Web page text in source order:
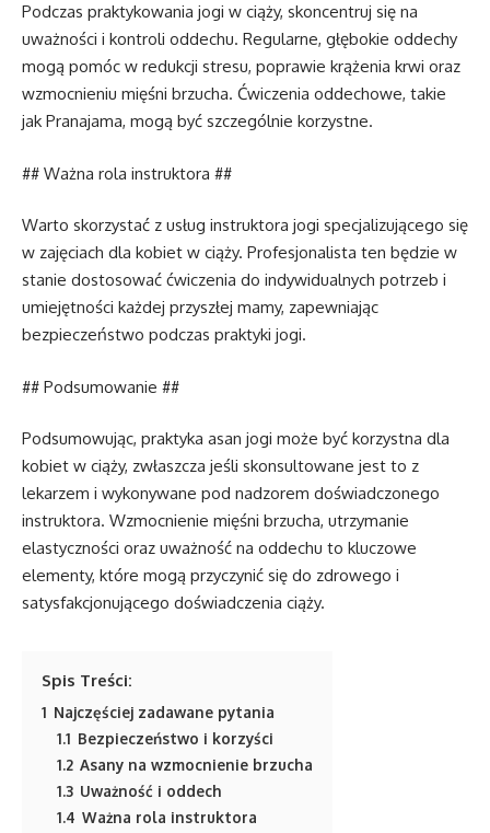
Podczas praktykowania jogi w ciąży, skoncentruj się na
uważności i kontroli oddechu. Regularne, głębokie oddechy
mogą pomóc w redukcji stresu, poprawie krążenia krwi oraz
wzmocnieniu mięśni brzucha. Ćwiczenia oddechowe, takie
jak Pranajama, mogą być szczególnie korzystne.
## Ważna rola instruktora ##
Warto skorzystać z usług instruktora jogi specjalizującego się
w zajęciach dla kobiet w ciąży. Profesjonalista ten będzie w
stanie dostosować ćwiczenia do indywidualnych potrzeb i
umiejętności każdej przyszłej mamy, zapewniając
bezpieczeństwo podczas praktyki jogi.
## Podsumowanie ##
Podsumowując, praktyka asan jogi może być korzystna dla
kobiet w ciąży, zwłaszcza jeśli skonsultowane jest to z
lekarzem i wykonywane pod nadzorem doświadczonego
instruktora. Wzmocnienie mięśni brzucha, utrzymanie
elastyczności oraz uważność na oddechu to kluczowe
elementy, które mogą przyczynić się do zdrowego i
satysfakcjonującego doświadczenia ciąży.
Spis Treści:
1 Najczęściej zadawane pytania
1.1 Bezpieczeństwo i korzyści
1.2 Asany na wzmocnienie brzucha
1.3 Uważność i oddech
1.4 Ważna rola instruktora